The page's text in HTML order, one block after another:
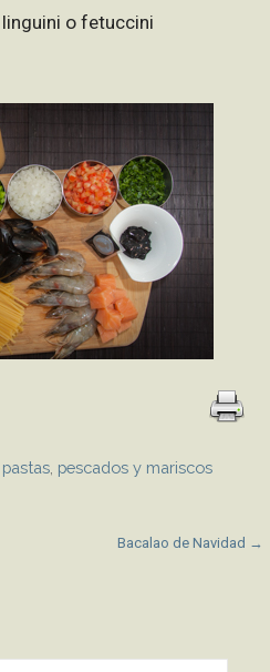
o fetuccini
pastas pescados y mariscos
Bacalao de Navidad →